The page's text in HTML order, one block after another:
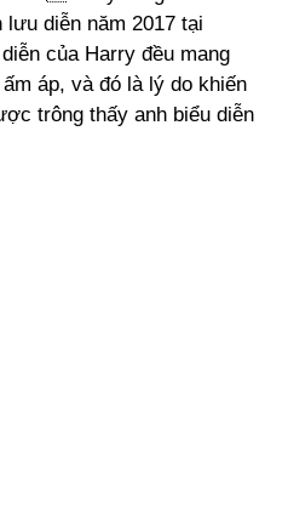
diễn năm 2017 tại
của Harry đều mang
áp, và đó là lý do khiến
trông thấy anh biểu diễn